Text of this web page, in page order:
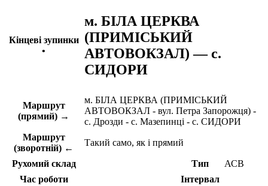
Кінцеві зупинки
•
м. БІЛА ЦЕРКВА
(ПРИМІСЬКИЙ
АВТОВОКЗАЛ) — с.
СИДОРИ
Маршрут
(прямий) →
м. БІЛА ЦЕРКВА (ПРИМІСЬКИЙ
АВТОВОКЗАЛ - вул. Петра Запорожця) -
с. Дрозди - с. Мазепинці - с. СИДОРИ
Маршрут
(зворотній) ←
Такий само, як і прямий
Рухомий склад Тип
АСВ
Час роботи
Інтервал